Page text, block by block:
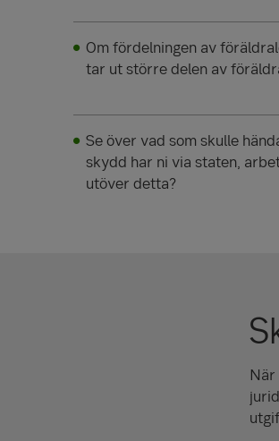
Om fördelningen av
tar ut större delen av
Se över vad som skulle
skydd har ni via staten,
utöver detta?
När